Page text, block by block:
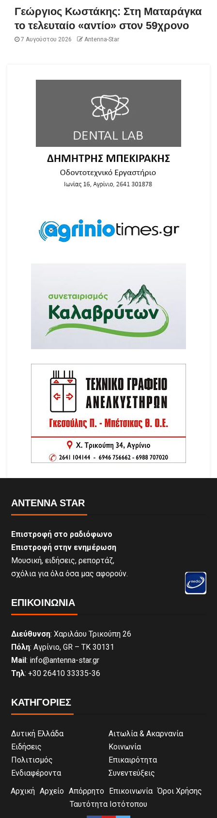
Γεώργιος Κωστάκης: Στη Ματαράγκα
το τελευταίο «αντίο» στον 59χρονο
7 Αυγούστου 2026 Antenna-Star
ANTENNA STAR
Επιστροφή στο ραδιόφωνο
Επιστροφή στην ενημέρωση
Μουσική, ειδήσεις, ρεπορτάζ,
σχόλια για όλα όσα μας αφορούν.
ΕΠΙΚΟΙΝΩΝΊΑ
Διεύθυνση: Χαριλάου Τρικούπη 26
Πόλη: Αγρίνιο, GR – ΤΚ 30131
Mail: info@antenna-star.gr
Τηλ: +30 26410 33335-36
ΚΑΤΗΓΟΡΙΕΣ
Δυτική Ελλάδα
Αιτωλία & Ακαρνανία
Ειδήσεις
Κοινωνία
Πολιτισμός
Επικαιρότητα
Ενδιαφέροντα
Συνεντεύξεις
Αρχική Αρχείο Απόρρητο Επικοινωνία Όροι Χρήσης
Ταυτότητα Ιστότοπου